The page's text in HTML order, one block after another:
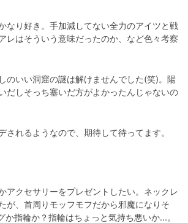
なり好き。手加減してない全力のアイツと戦
レはそういう意味だったのか、など色々考察
のいい洞窟の謎は解けませんでした(笑)。陽
だしそっち塞いだ方がよかったんじゃないの
されるようなので、期待して待ってます。
アクセサリーをプレゼントしたい。ネックレ
が、首周りモッフモフだから邪魔になりそ
か指輪か？指輪はちょっと気持ち悪いか...。